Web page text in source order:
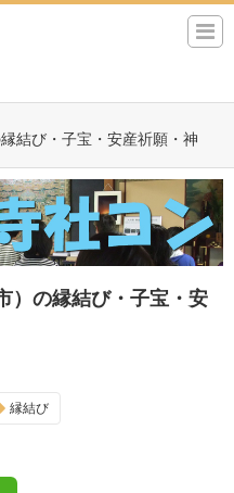
結び・子宝・安産祈願・神
）の縁結び・子宝・安
縁結び